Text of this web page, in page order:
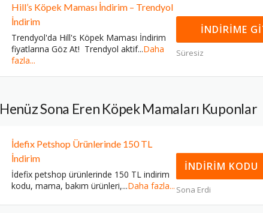
Hill’s Köpek Maması İndirim – Trendyol
İndirim
Trendyol'da Hill's Köpek Maması İndirim
fiyatlarına Göz At! Trendyol aktif...Daha
fazla...
İNDIRIME
Süresiz
Henüz Sona Eren Köpek Mamaları Kuponlar
İdefix Petshop Ürünlerinde 150 TL
İndirim
İdefix petshop ürünlerinde 150 TL indirim
kodu, mama, bakım ürünleri,...Daha fazla...
İNDIRIM KODU
Sona Erdi